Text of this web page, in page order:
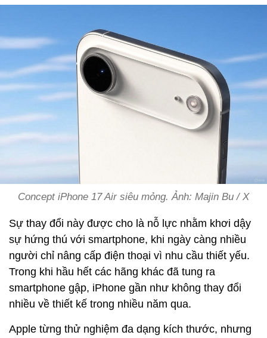
Concept iPhone 17 Air siêu mỏng. Ảnh: Majin Bu / X
Sự thay đổi này được cho là nỗ lực nhằm khơi dậy
sự hứng thú với smartphone, khi ngày càng nhiều
người chỉ nâng cấp điện thoại vì nhu cầu thiết yếu.
Trong khi hầu hết các hãng khác đã tung ra
smartphone gập, iPhone gần như không thay đổi
nhiều về thiết kế trong nhiều năm qua.
Apple từng thử nghiệm đa dạng kích thước, nhưng